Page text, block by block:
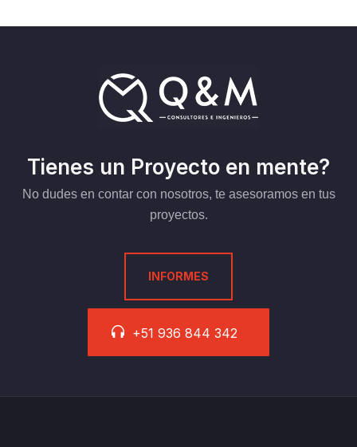
Tienes un Proyecto en mente?
No dudes en contar con nosotros, te asesoramos en tus
proyectos.
INFORMES
+51 936 844 342